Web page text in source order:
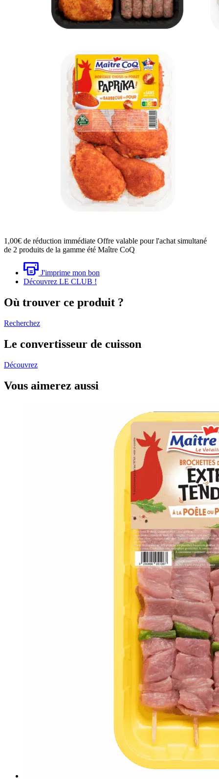
1,00€ de réduction immédiate Offre valable pour l'achat simultané
de 2 produits de la gamme été Maître CoQ
J'imprime mon bon
Découvrez LE CLUB !
Où trouver ce produit ?
Recherchez
Le convertisseur de cuisson
Découvrez
Vous aimerez aussi